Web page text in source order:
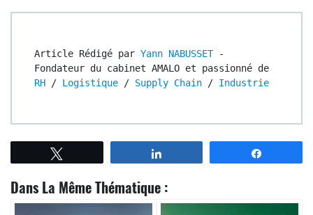
Article Rédigé par Yann NABUSSET -
Fondateur du cabinet AMALO et passionné de
RH / Logistique / Supply Chain / Industrie
Dans La Même Thématique :